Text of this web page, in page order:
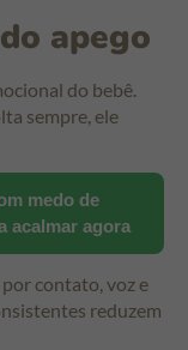
apego
do bebê.
sempre, ele
medo de
acalmar agora
contato, voz e
reduzem